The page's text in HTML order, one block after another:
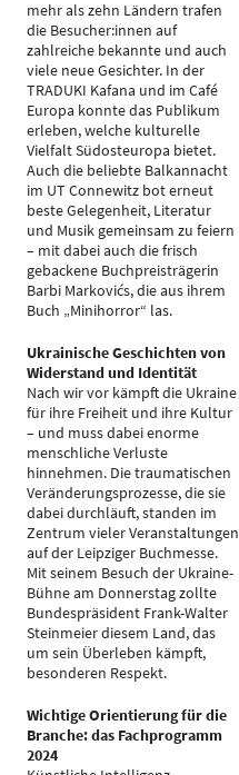
mehr als zehn Ländern trafen
die Besucher:innen auf
zahlreiche bekannte und auch
viele neue Gesichter. In der
TRADUKI Kafana und im Café
Europa konnte das Publikum
erleben, welche kulturelle
Vielfalt Südosteuropa bietet.
Auch die beliebte Balkannacht
im UT Connewitz bot erneut
beste Gelegenheit, Literatur
und Musik gemeinsam zu feiern
– mit dabei auch die frisch
gebackene Buchpreisträgerin
Barbi Markovićs, die aus ihrem
Buch „Minihorror“ las.
Ukrainische Geschichten von
Widerstand und Identität
Nach wir vor kämpft die Ukraine
für ihre Freiheit und ihre Kultur
– und muss dabei enorme
menschliche Verluste
hinnehmen. Die traumatischen
Veränderungsprozesse, die sie
dabei durchläuft, standen im
Zentrum vieler Veranstaltungen
auf der Leipziger Buchmesse.
Mit seinem Besuch der Ukraine-
Bühne am Donnerstag zollte
Bundespräsident Frank-Walter
Steinmeier diesem Land, das
um sein Überleben kämpft,
besonderen Respekt.
Wichtige Orientierung für die
Branche: das Fachprogramm
2024